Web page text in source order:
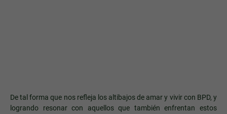
De tal forma que nos refleja los altibajos de amar y vivir con BPD, y
logrando resonar con aquellos que también enfrentan estos